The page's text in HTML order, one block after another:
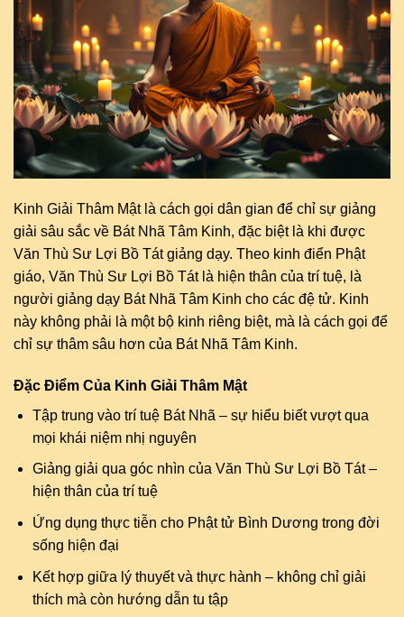
Kinh Giải Thâm Mật là cách gọi dân gian để chỉ sự giảng
giải sâu sắc về Bát Nhã Tâm Kinh, đặc biệt là khi được
Văn Thù Sư Lợi Bồ Tát giảng dạy. Theo kinh điển Phật
giáo, Văn Thù Sư Lợi Bồ Tát là hiện thân của trí tuệ, là
người giảng dạy Bát Nhã Tâm Kinh cho các đệ tử. Kinh
này không phải là một bộ kinh riêng biệt, mà là cách gọi để
chỉ sự thâm sâu hơn của Bát Nhã Tâm Kinh.
Đặc Điểm Của Kinh Giải Thâm Mật
Tập trung vào trí tuệ Bát Nhã – sự hiểu biết vượt qua
mọi khái niệm nhị nguyên
Giảng giải qua góc nhìn của Văn Thù Sư Lợi Bồ Tát –
hiện thân của trí tuệ
Ứng dụng thực tiễn cho Phật tử Bình Dương trong đời
sống hiện đại
Kết hợp giữa lý thuyết và thực hành – không chỉ giải
thích mà còn hướng dẫn tu tập